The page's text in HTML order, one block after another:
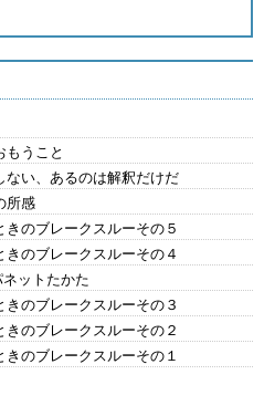
もうこと
ない、あるのは解釈だけだ
所感
のブレークスルーその５
のブレークスルーその４
ットたかた
のブレークスルーその３
のブレークスルーその２
のブレークスルーその１